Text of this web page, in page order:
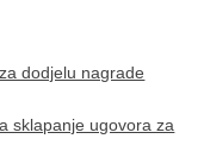
dodjelu nagrade
sklapanje ugovora za